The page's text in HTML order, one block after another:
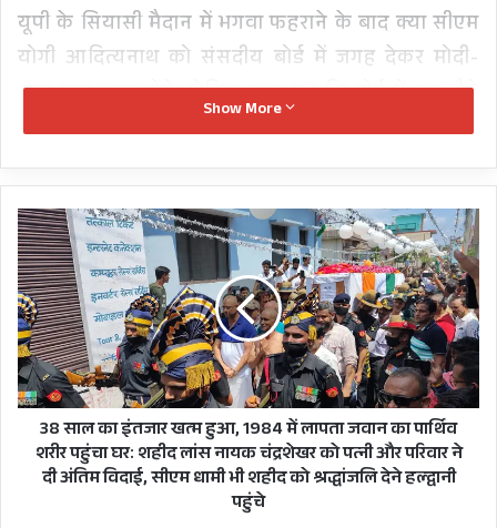
यूपी के सियासी मैदान में भगवा फहराने के बाद क्या सीएम
योगी आदित्यनाथ को संसदीय बोर्ड में जगह देकर मोदी-
शाह बड़ा इनाम देंगे! लेकिन हुआ यह कि बोर्ड में इकलौते
मुख्यमंत्री शिवराज सिंह चौहान को भी बाहर कर
मुख्यमंत्रियों को संसदीय बोर्ड में जगह देने न देने के सवाल
और बहस पर ही ब्रेक लगा दिया गया है।
Show More
38
साल
का
इंतजार
खत्म
हुआ,
1984
में
लापता
जवान
पार्थिव
38 साल का इंतजार खत्म हुआ, 1984 में लापता जवान का पार्थिव
शरीर पहुंचा घर: शहीद लांस नायक चंद्रशेखर को पत्नी और परिवार ने
दी अंतिम विदाई, सीएम धामी भी शहीद को श्रद्धांजलि देने हल्द्वानी
पहुंचे